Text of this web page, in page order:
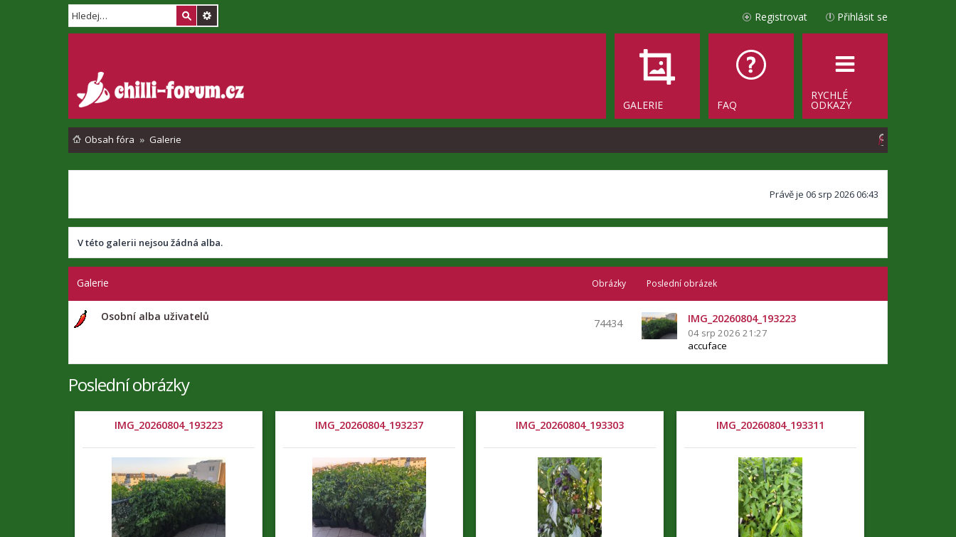
Přihlásit se
Registrovat
RYCHLÉ
ODKAZY
FAQ
GALERIE
Obsah fóra Galerie
H
a
Právě je 06 srp 2026 06:43
V této galerii nejsou žádná alba.
Galerie Obrázky Poslední obrázek
Osobní alba uživatelů
74434 IMG_20260804_193223
04 srp 2026 21:27
accuface
Poslední obrázky
IMG_20260804_193223 IMG_20260804_193237 IMG_20260804_193303 IMG_20260804_193311